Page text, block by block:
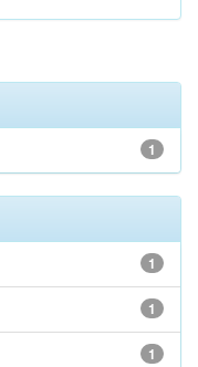
1
1
1
1